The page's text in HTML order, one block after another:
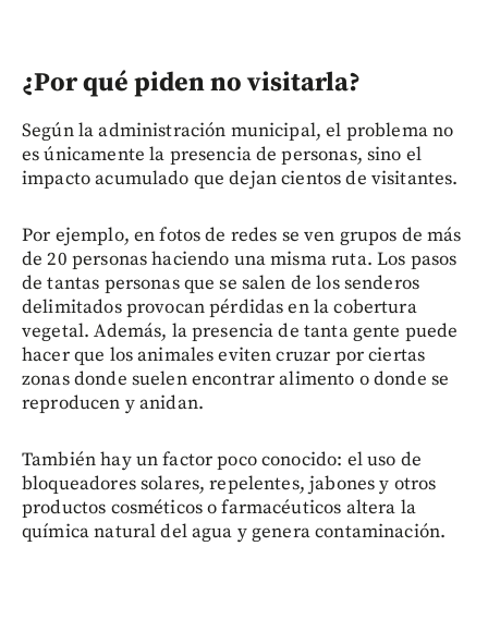
¿Por qué piden no visitarla?
Según la administración municipal, el problema no
es únicamente la presencia de personas, sino el
impacto acumulado que dejan cientos de visitantes.
Por ejemplo, en fotos de redes se ven grupos de más
de 20 personas haciendo una misma ruta. Los pasos
de tantas personas que se salen de los senderos
delimitados provocan pérdidas en la cobertura
vegetal. Además, la presencia de tanta gente puede
hacer que los animales eviten cruzar por ciertas
zonas donde suelen encontrar alimento o donde se
reproducen y anidan.
También hay un factor poco conocido: el uso de
bloqueadores solares, repelentes, jabones y otros
productos cosméticos o farmacéuticos altera la
química natural del agua y genera contaminación.